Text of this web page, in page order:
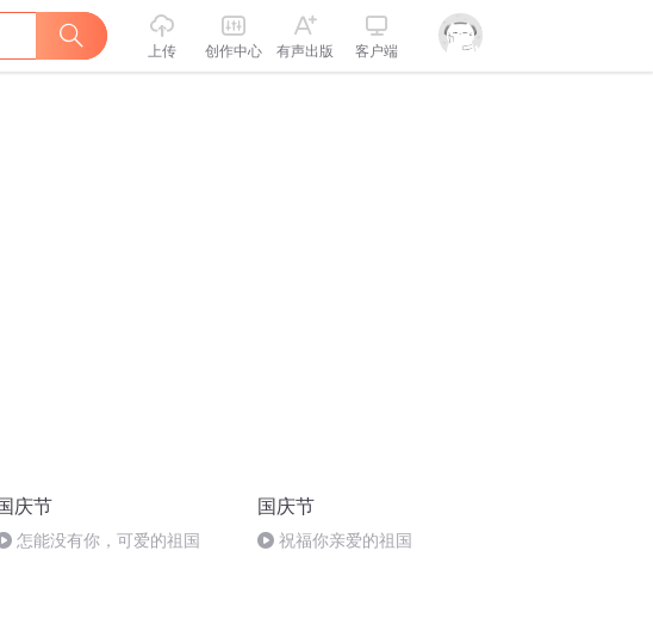
上传 创作中心 有声出版 客户端
庆节
怎能没有你，可爱的祖国
国庆节
祝福你亲爱的祖国